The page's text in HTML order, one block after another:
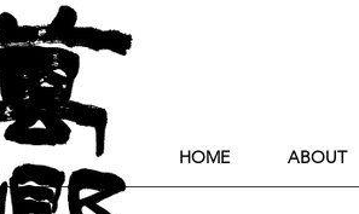
HOME ABOUT